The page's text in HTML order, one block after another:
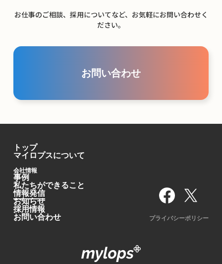
お仕事のご相談、採用についてなど、お気軽にお問い合わせく
ださい。
お問い合わせ
トップ
マイロプスについて
会社情報
事例
私たちができること
情報発信
お知らせ
採用情報
お問い合わせ
プライバシーポリシー